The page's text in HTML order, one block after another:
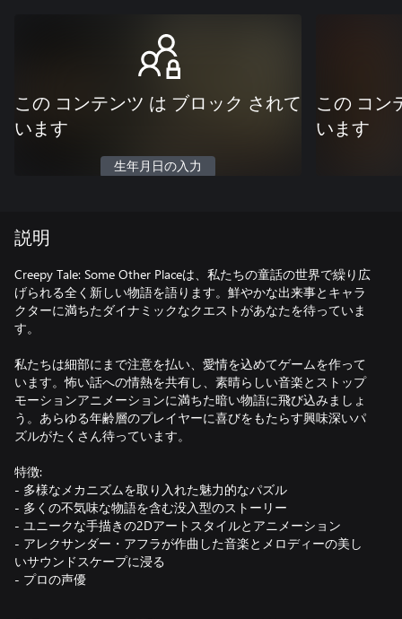
この コンテンツ は ブロック されて
います
生年月日の入力
この コン
います
説明
Creepy Tale: Some Other Placeは、私たちの童話の世界で繰り広
げられる全く新しい物語を語ります。鮮やかな出来事とキャラ
クターに満ちたダイナミックなクエストがあなたを待っていま
す。
私たちは細部にまで注意を払い、愛情を込めてゲームを作って
います。怖い話への情熱を共有し、素晴らしい音楽とストップ
モーションアニメーションに満ちた暗い物語に飛び込みましょ
う。あらゆる年齢層のプレイヤーに喜びをもたらす興味深いパ
ズルがたくさん待っています。
特徴:
- 多様なメカニズムを取り入れた魅力的なパズル
- 多くの不気味な物語を含む没入型のストーリー
- ユニークな手描きの2Dアートスタイルとアニメーション
- アレクサンダー・アフラが作曲した音楽とメロディーの美し
いサウンドスケープに浸る
- プロの声優